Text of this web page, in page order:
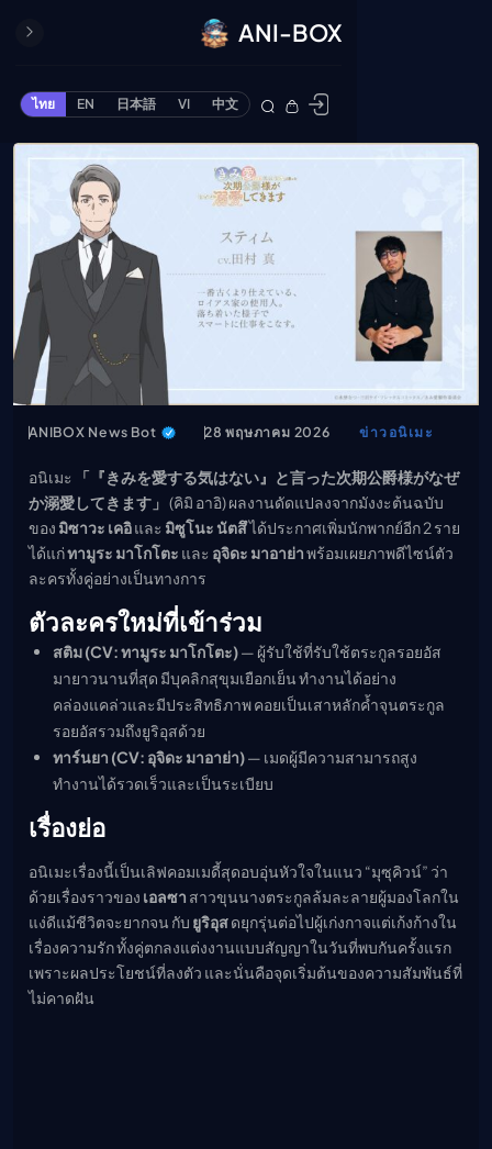
ข้ามไปยังเนื้อหา
ANI-BOX
ไทย EN 日本語 VI 中文
ปิด
ONE PIECE
Cardgame
Deck Builder
My-Collection
Deck Library
Deck Share
PREMIUM SERVICE
ทีวีออนไลน์
แนะนำรายการทีวี
ตารางออกอากาศอนิ
เมะ (คืนนี้)
ตารางออกอากาศอนิ
เมะ
ANIBOX News Bot 28 พฤษภาคม 2026 ข่าวอนิเมะ
อนิเมะ
「『きみを愛する気はない』と言った次期公爵様がなぜ
か溺愛してきます」 (คิมิ อาอิ) ผลงานดัดแปลงจากมังงะต้นฉบับ
ของ มิซาวะ เคอิและ มิซูโนะ นัตสึได้ประกาศเพิ่มนักพากย์อีก 2 ราย
ได้แก่ทามูระ มาโกโตะ และ อุจิดะ มาอาย่าพร้อมเผยภาพดีไซน์ตัว
ละครทั้งคู่อย่างเป็นทางการ
ตัวละครใหม่ที่เข้าร่วม
สติม (CV: ทามูระ มาโกโตะ)— ผู้รับใช้ที่รับใช้ตระกูลรอยอัส
มายาวนานที่สุด มีบุคลิกสุขุมเยือกเย็น ทำงานได้อย่าง
คล่องแคล่วและมีประสิทธิภาพ คอยเป็นเสาหลักค้ำจุนตระกูล
รอยอัสรวมถึงยูริอุสด้วย
ทาร์นยา (CV: อุจิดะ มาอาย่า)— เมดผู้มีความสามารถสูง
ทำงานได้รวดเร็วและเป็นระเบียบ
เรื่องย่อ
อนิเมะเรื่องนี้เป็นเลิฟคอมเมดี้สุดอบอุ่นหัวใจในแนว “มุซุคิวน์” ว่า
ด้วยเรื่องราวของ เอลซา สาวขุนนางตระกูลล้มละลายผู้มองโลกใน
แง่ดีแม้ชีวิตจะยากจน กับ ยูริอุสดยุกรุ่นต่อไปผู้เก่งกาจแต่เก้งก้างใน
เรื่องความรัก ทั้งคู่ตกลงแต่งงานแบบสัญญาในวันที่พบกันครั้งแรก
เพราะผลประโยชน์ที่ลงตัว และนั่นคือจุดเริ่มต้นของความสัมพันธ์ที่
ไม่คาดฝัน